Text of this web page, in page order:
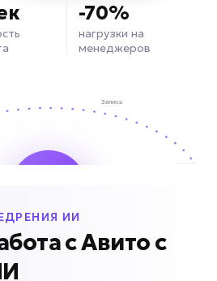
-70%
нагрузки на
менеджеров
ИИ
с Авито с